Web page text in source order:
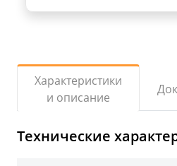
Характеристики
и описание
Технические